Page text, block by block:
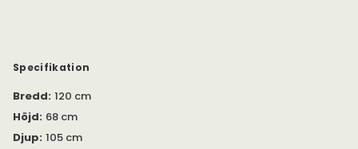
tygerna märkta med OEKO-TEX®. 11 Beige är dessutom märkt
med Easy Clean, vilket innebär att tyget är tåligt mot fläckar.
Tygerna går inte att tvätta.
Specifikation
Bredd: 120 cm
Höjd: 68 cm
Djup: 105 cm